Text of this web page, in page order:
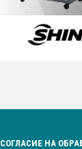
СОГЛАСИЕ НА